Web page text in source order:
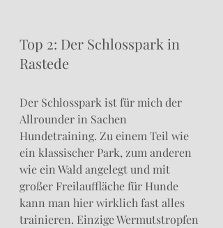
Top 2: Der Schlosspark in
Rastede
Der Schlosspark ist für mich der
Allrounder in Sachen
Hundetraining. Zu einem Teil wie
ein klassischer Park, zum anderen
wie ein Wald angelegt und mit
großer Freilauffläche für Hunde
kann man hier wirklich fast alles
trainieren. Einzige Wermutstropfen